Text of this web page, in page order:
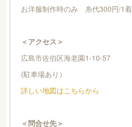
お洋服制作時のみ 糸代300円/1着
＜アクセス＞
広島市佐伯区海老園1-10-57
(駐車場あり）
詳しい地図はこちらから
＜問合せ先＞